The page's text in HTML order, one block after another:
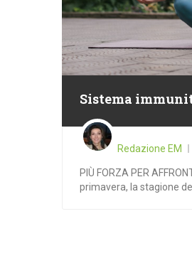
Sistema
Redazione EM
PIÙ FORZA PER
primavera, la stagione